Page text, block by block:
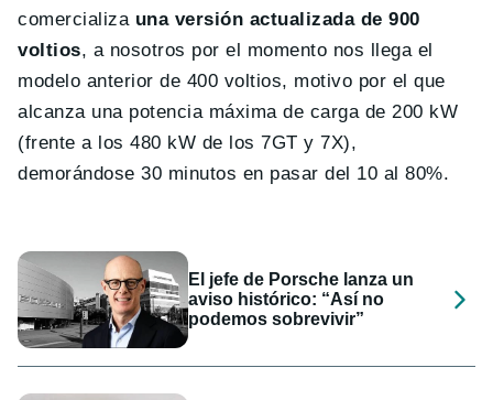
comercializa una versión actualizada de 900
voltios, a nosotros por el momento nos llega el
modelo anterior de 400 voltios, motivo por el que
alcanza una potencia máxima de carga de 200 kW
(frente a los 480 kW de los 7GT y 7X),
demorándose 30 minutos en pasar del 10 al 80%.
El jefe de Porsche lanza un
aviso histórico: “Así no
podemos sobrevivir”